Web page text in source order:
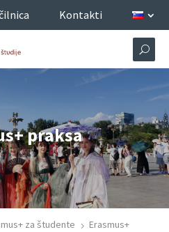
Kontakti
praksa
za študente 5 Erasmus+